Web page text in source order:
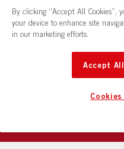
Lediga jobb
Nyheter och pressrum
Restaurang och
By clicking “Accept All Cookies”,
your device to enhance site
in our marketing efforts.
Accept